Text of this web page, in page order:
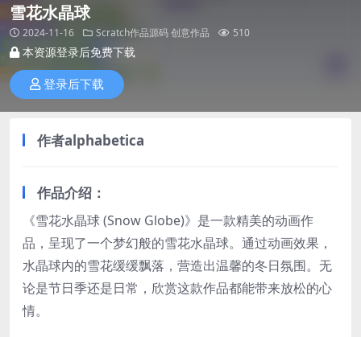
雪花水晶球
2024-11-16 Scratch作品源码创意作品 510
本资源登录后免费下载
登录后下载
作者alphabetica
作品介绍：
《雪花水晶球 (Snow Globe)》是一款精美的动画作
品，呈现了一个梦幻般的雪花水晶球。通过动画效果，
水晶球内的雪花缓缓飘落，营造出温馨的冬日氛围。无
论是节日季还是日常，欣赏这款作品都能带来放松的心
情。